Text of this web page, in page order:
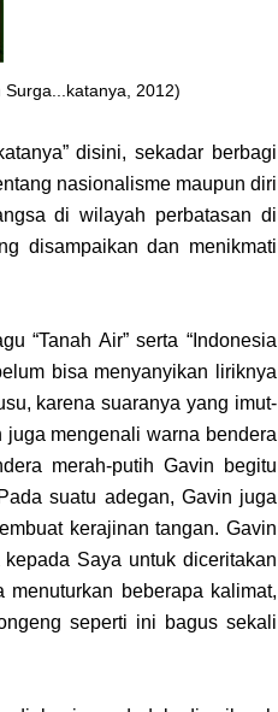
2012)
disini, sekadar berbagi
nasionalisme maupun diri
di wilayah perbatasan di
disampaikan dan menikmati
“Tanah Air” serta “Indonesia
bisa menyanyikan liriknya
karena suaranya yang imut-
mengenali warna bendera
merah-putih Gavin begitu
suatu adegan, Gavin juga
kerajinan tangan. Gavin
Saya untuk diceritakan
beberapa kalimat,
seperti ini bagus sekali